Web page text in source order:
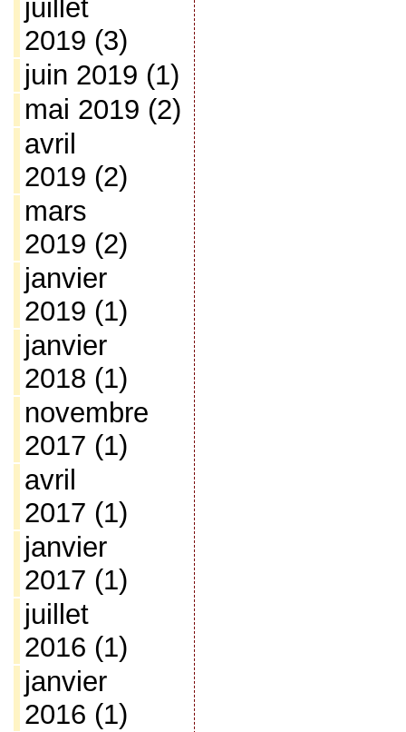
juillet
2019 (3)
juin 2019 (1)
mai 2019 (2)
avril
2019 (2)
mars
2019 (2)
janvier
2019 (1)
janvier
2018 (1)
novembre
2017 (1)
avril
2017 (1)
janvier
2017 (1)
juillet
2016 (1)
janvier
2016 (1)